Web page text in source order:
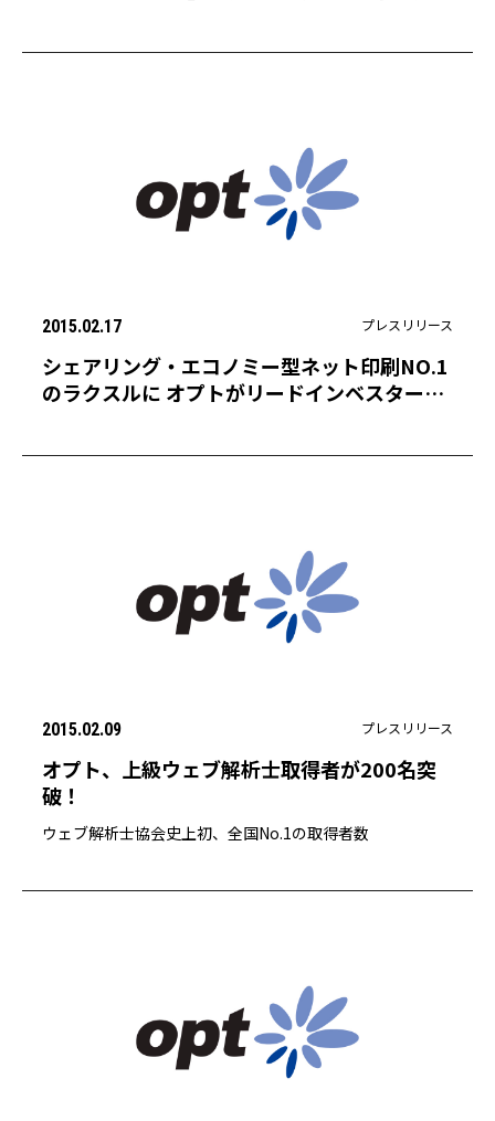
2015.02.17 プレスリリース
シェアリング・エコノミー型ネット印刷NO.1
のラクスルに オプトがリードインベスターと
2015.02.09 プレスリリース
オプト、上級ウェブ解析士取得者が200名突
破！
ウェブ解析士協会史上初、全国No.1の取得者数